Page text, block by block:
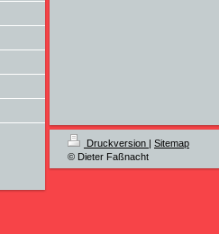
Druckversion | Sitemap
© Dieter Faßnacht